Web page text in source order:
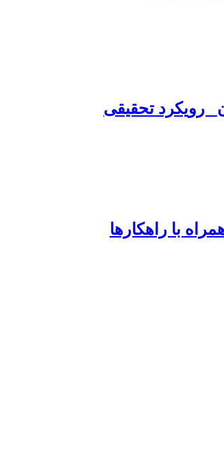
رویکرد تحقیقی
با راهکارها